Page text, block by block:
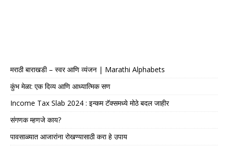
मराठी बाराखडी – स्वर आणि व्यंजन | Marathi Alphabets
कुंभ मेळा: एक दिव्य आणि आध्यात्मिक सण
Income Tax Slab 2024 : इन्कम टॅक्समध्ये मोठे बदल जाहीर
संगणक म्हणजे काय?
पावसाळ्यात आजारांना रोखण्यासाठी करा हे उपाय